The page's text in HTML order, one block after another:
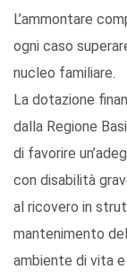
L’ammontare
ogni caso
nucleo familiare.
La dotazione
dalla Regione
di favorire
con disabilità
al ricovero in
mantenimento
ambiente di vita